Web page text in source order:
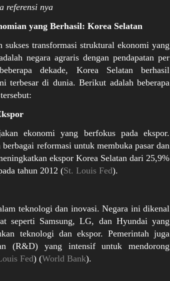
referensi nya
yang Berhasil: Korea Selatan
sukses transformasi struktural ekonomi yang
negara agraris dengan pendapatan per
dekade, Korea Selatan berhasil
terbesar di dunia. Berikut adalah beberapa
ekonomi yang berfokus pada ekspor.
reformasi untuk membuka pasar dan
ekspor Korea Selatan dari 25,9%
tahun 2012​ (St. Louis Fed)​.
teknologi dan inovasi. Negara ini dikenal
seperti Samsung, LG, dan Hyundai yang
teknologi dan ekspor. Pemerintah juga
(R&D) yang intensif untuk mendorong
Fed)​​ (World Bank)​.